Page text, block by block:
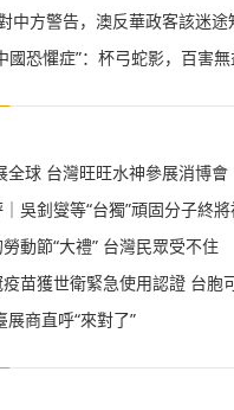
中方警告，澳反華政客該迷途
國恐懼症”：杯弓蛇影，百害無
全球 台灣旺旺水神參展消博會
吳釗燮等“台獨”頑固分子終
動節“大禮” 台灣民眾受不住
苗獲世衛緊急使用認證 台胞
商直呼“來對了”